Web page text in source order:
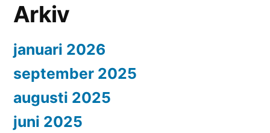
Arkiv
januari 2026
september 2025
augusti 2025
juni 2025